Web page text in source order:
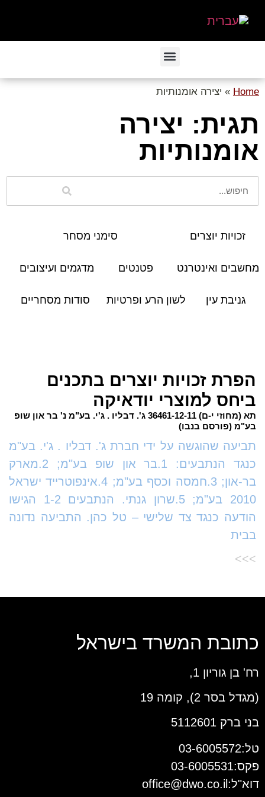
Home
» יצירה אומנותיות
תגית: יצירה
אומנותיות
זכויות יוצרים סימני מסחר
מחשבים ואינטרנט פטנטים מדגמים ועיצובים
גניבת עין לשון הרע ופרטיות סודות מסחריים
הפרת זכויות יוצרים בתכנים
ביחס למוצרי יודאיקה
תא (מחוזי י-ם) 36461-12-11 ג'. דבליו . ג'י. בע"מ נ' בר און שופ
בע"מ (פורסם בנבו)
תביעה שהוגשה על ידי חברת ג'. דבליו . ג'י. בע"מ
כנגד הנתבעים: 1.בר און שופ בע"מ; 2.מארק
בר-און; 3.חמסה וכסף בע"מ; 4.אינפוטרייד ישראל
2010 בע"מ; 5.שרון גנתי. הנתבעים 1-2 הגישו
הודעה כנגד צד שלישי – טל כהן. התביעה נדונה
בבית
>>>
כתובת המשרד בישראל
רח' בן גוריון 1,
(מגדל בסר 2), קומה 19
בני ברק 5112601
טל:03-6005572
פקס:03-6005531
דוא"ל: office@dwo.co.il